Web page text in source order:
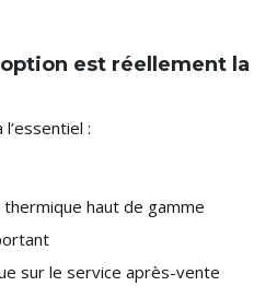
est réellement la
:
thermique haut de gamme
sur le service après-vente